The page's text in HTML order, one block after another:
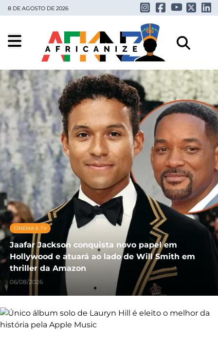
8 DE AGOSTO DE 2026
CINEMA E TV
Jaafar Jackson conquista novo papel em
Hollywood e atuará ao lado de Will Smith em
thriller da Amazon
06/08/2026